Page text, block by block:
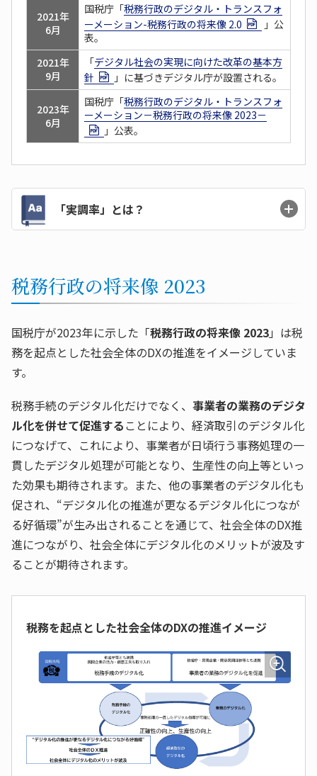
2021年
6月
国税庁「税務行政のデジタル・トランスフォ
ーメーション-税務行政の将来像 2.0
」公
表。
2021年
9月
「デジタル社会の実現に向けた改革の基本方
針
」に基づきデジタル庁が設置される。
2023年
6月
国税庁「税務行政のデジタル・トランスフォ
ーメーション－税務行政の将来像 2023－
」公表。
「実調率」とは？
税務行政の将来像 2023
国税庁が2023年に示した「税務行政の将来像 2023」は税
務を起点とした社会全体のDXの推進をイメージしていま
す。
税務手続のデジタル化だけでなく、 事業者の業務のデジタ
ル化を併せて促進する ことにより、経済取引のデジタル化
につなげて、これにより、事業者が日頃行う事務処理の一
貫したデジタル処理が可能となり、生産性の向上等といっ
た効果も期待されます。また、他の事業者のデジタル化も
促され、“デジタル化の推進が更なるデジタル化につなが
る好循環”が生み出されることを通じて、社会全体のDX推
進につながり、社会全体にデジタル化のメリットが波及す
ることが期待されます。
税務を起点とした社会全体のDXの推進イメージ